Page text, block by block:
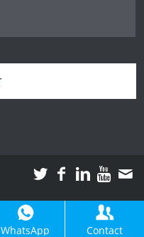
WhatsApp Contact